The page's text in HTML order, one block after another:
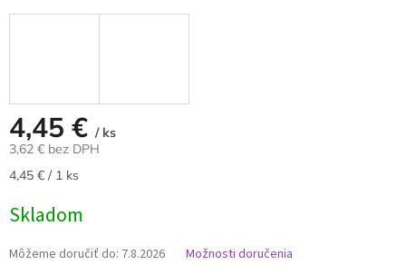
4,45 € / ks
3,62 € bez DPH
Jednotková
4,45 € / 1 ks
Skladom
Môžeme doručiť do: 7.8.2026 Možnosti doručenia